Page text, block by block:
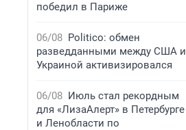
победил в Париже
06/08 Politico: обмен
разведданными между США и
Украиной активизировался
06/08 Июль стал рекордным
для «ЛизаАлерт» в Петербурге
и Ленобласти по